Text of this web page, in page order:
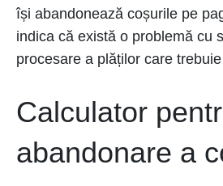
își abandonează coșurile pe
indica că există o problemă cu
procesare a plăților care
Calculator
abandonare a